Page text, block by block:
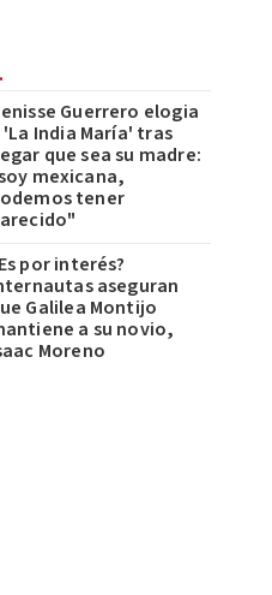
Guerrero elogia
'La India María' tras
que sea su madre:
mexicana,
tener
por interés?
aseguran
Galilea Montijo
a su novio,
Moreno